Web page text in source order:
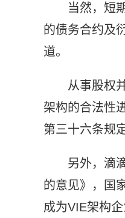
当然，短
的债务合约及
道。
从事股权
架构的合法性
第三十六条规
另外，滴
的意见》，国
成为VIE架构